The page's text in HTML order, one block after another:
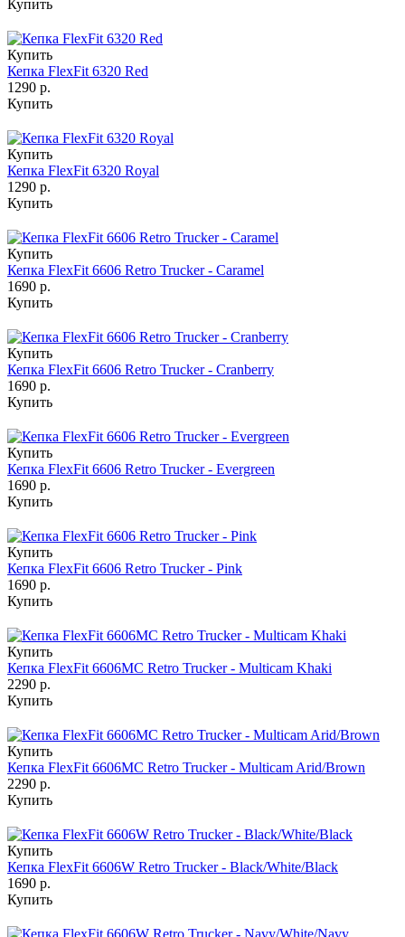
Купить
Купить
Кепка FlexFit 6320 Red
1290 р.
Купить
Купить
Кепка FlexFit 6320 Royal
1290 р.
Купить
Купить
Кепка FlexFit 6606 Retro Trucker - Caramel
1690 р.
Купить
Купить
Кепка FlexFit 6606 Retro Trucker - Cranberry
1690 р.
Купить
Купить
Кепка FlexFit 6606 Retro Trucker - Evergreen
1690 р.
Купить
Купить
Кепка FlexFit 6606 Retro Trucker - Pink
1690 р.
Купить
Купить
Кепка FlexFit 6606MC Retro Trucker - Multicam Khaki
2290 р.
Купить
Купить
Кепка FlexFit 6606MC Retro Trucker - Multicam Arid/Brown
2290 р.
Купить
Купить
Кепка FlexFit 6606W Retro Trucker - Black/White/Black
1690 р.
Купить